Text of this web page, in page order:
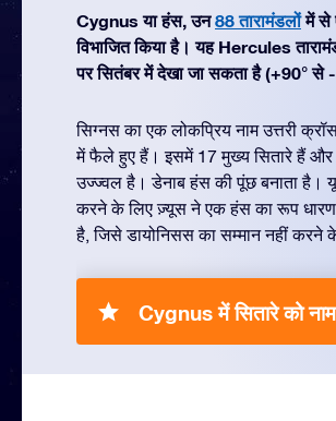
Cygnus या हंस, उन88 तारामंडलोंमें से
विभाजित किया है। यह Hercules
पर सितंबर में देखा जा सकता है (+90° से -
सिग्नस का एक लोकप्रिय नाम उत्तरी
में फैले हुए हैं। इसमें 17 मुख्य सितारे हैं और
उज्ज्वल है। डेनाब हंस की पूंछ बनाता है।
करने के लिए ज़्यूस ने एक हंस का रूप धारण
है, जिसे डायोनिसस का सम्मान नहीं करने
Cygnus में सितारे को